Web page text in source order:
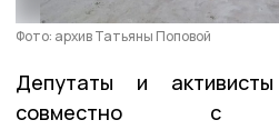
Фото: архив Татьяны Поповой
Депутаты и
совместно с